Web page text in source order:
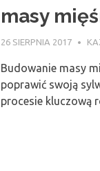
masy
26 SIERPNIA 2017
Budowanie masy
poprawić swoją
procesie kluczową